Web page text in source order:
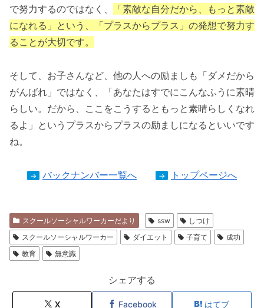
で努力するのではなく、
「素敵な自分だから、もっと素敵
になれる」という、「プラスからプラス」の発想で努力す
ることが大切です。
そして、お子さんなど、他の人への励ましも「ダメだから
がんばれ」ではなく、「あなたはすでにこんなふうに素晴
らしい。だから、ここをこうするともっと素晴らしくなれ
るよ」というプラスからプラスの励ましになるといいです
ね。
→ バックナンバー一覧へ → トップページへ
スクールソーシャルワーカーだより ssw
しつけ
スクールソーシャルワーカー
ダイエット 子育て
成功
教育
無意識
シェアする
X Facebook はてブ